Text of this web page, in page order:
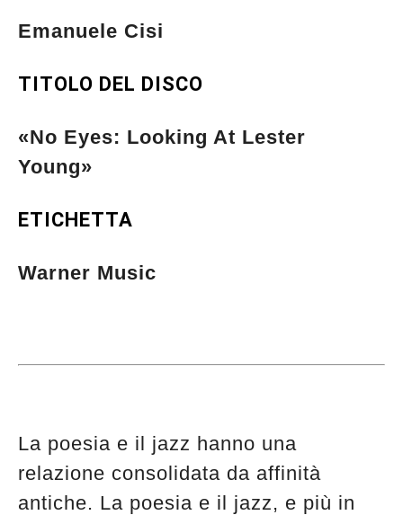
Emanuele Cisi
TITOLO DEL DISCO
«No Eyes: Looking At Lester
Young»
ETICHETTA
Warner Music
La poesia e il jazz hanno una
relazione consolidata da affinità
antiche. La poesia e il jazz, e più in